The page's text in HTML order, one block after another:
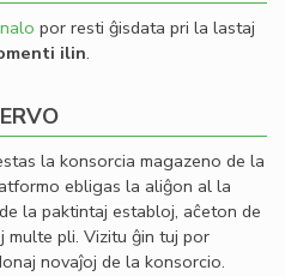
por resti ĝisdata pri la lastaj
ilin.
la konsorcia magazeno de la
ebligas la aliĝon al la
la paktintaj establoj, aĉeton de
multe pli. Vizitu ĝin tuj por
novaĵoj de la konsorcio.